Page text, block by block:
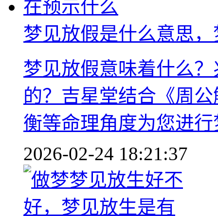
梦见放假是什么意思
梦见放假意味着什么
的？吉星堂结合《周
衡等命理角度为您进
2026-02-24 18:21:37